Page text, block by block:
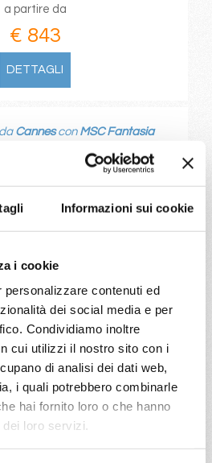
Informazioni sui cookie
i cookie
contenuti ed
dei social media e per
Condividiamo inoltre
cui utilizzi il nostro sito con i
di analisi dei dati web,
i quali potrebbero combinarle
hai fornito loro o che hanno
loro servizi.
a partire da
€ 843
DETTAGLI
da Cannescon MSC Fantasia
a partire da
€ 963